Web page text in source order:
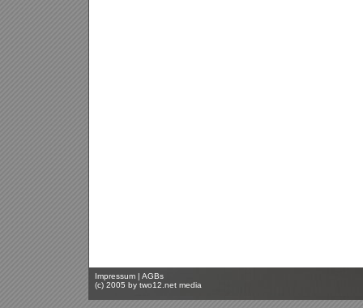
Impressum | AGBs
(c) 2005 by two12.net media